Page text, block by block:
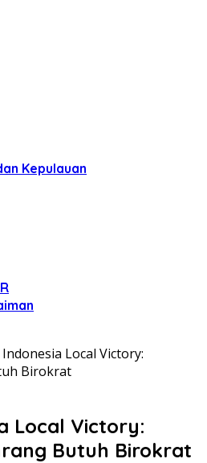
Kepulauan
Local Victory:
Birokrat
Local Victory:
Butuh Birokrat